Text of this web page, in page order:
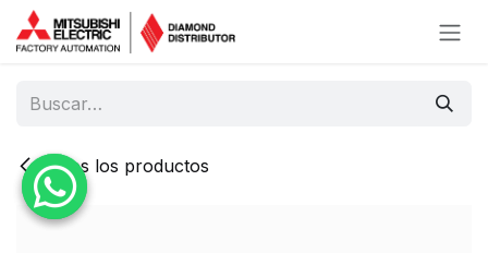
Ir al contenido
Todos los productos